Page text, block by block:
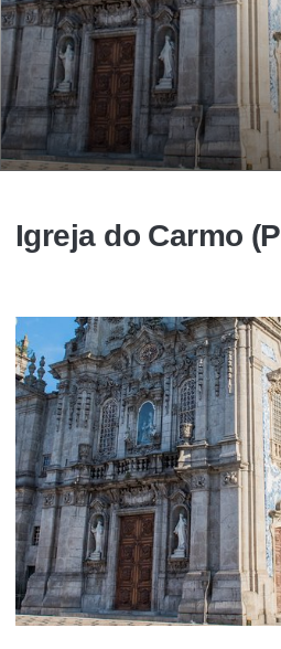
Igreja do Carmo